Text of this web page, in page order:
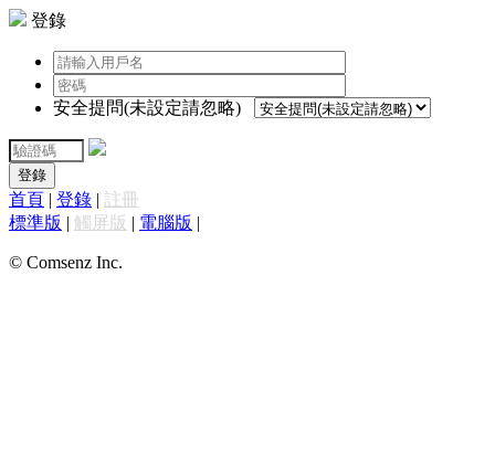
登錄
安全提問(未設定請忽略)
登錄
首頁 | 登錄 | 註冊
標準版 | 觸屏版 | 電腦版 |
© Comsenz Inc.